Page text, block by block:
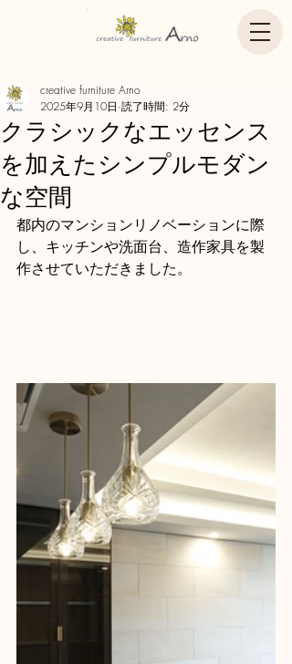
クラシックなエッセンス
を加えたシンプルモダン
な空間
creative furniture Arno
2025年9月10日 読了時間: 2分
都内のマンションリノベーションに際
し、キッチンや洗面台、造作家具を製
作させていただきました。